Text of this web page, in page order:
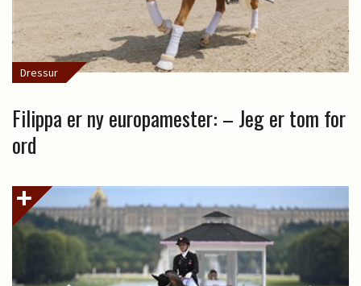
Dressur
Filippa er ny europamester: – Jeg er tom for
ord